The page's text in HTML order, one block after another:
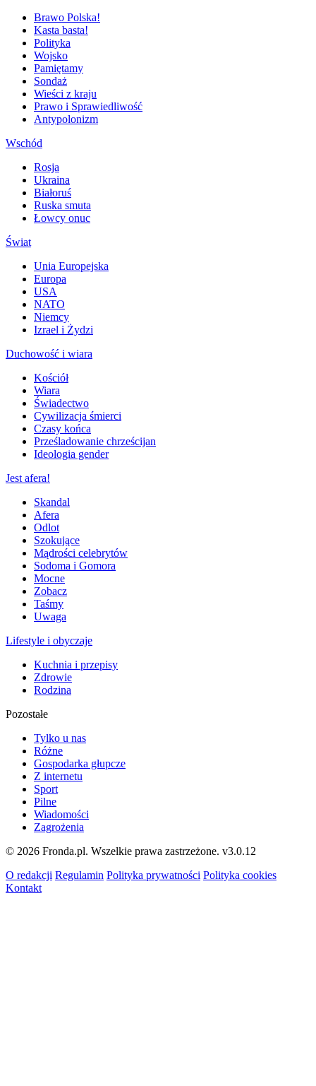
Brawo Polska!
Kasta basta!
Polityka
Wojsko
Pamiętamy
Sondaż
Wieści z kraju
Prawo i Sprawiedliwość
Antypolonizm
Wschód
Rosja
Ukraina
Białoruś
Ruska smuta
Łowcy onuc
Świat
Unia Europejska
Europa
USA
NATO
Niemcy
Izrael i Żydzi
Duchowość i wiara
Kościół
Wiara
Świadectwo
Cywilizacja śmierci
Czasy końca
Prześladowanie chrześcijan
Ideologia gender
Jest afera!
Skandal
Afera
Odlot
Szokujące
Mądrości celebrytów
Sodoma i Gomora
Mocne
Zobacz
Taśmy
Uwaga
Lifestyle i obyczaje
Kuchnia i przepisy
Zdrowie
Rodzina
Pozostałe
Tylko u nas
Różne
Gospodarka głupcze
Z internetu
Sport
Pilne
Wiadomości
Zagrożenia
© 2026 Fronda.pl. Wszelkie prawa zastrzeżone. v3.0.12
O redakcji Regulamin Polityka prywatności Polityka cookies
Kontakt